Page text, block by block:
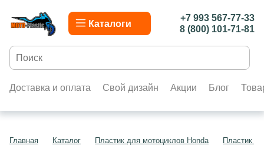
Каталоги
+7 993 567-77-33
8 (800) 101-71-81
Доставка и оплата Свой дизайн Акции Блог
Главная Каталог Пластик для мотоциклов Honda Пластик